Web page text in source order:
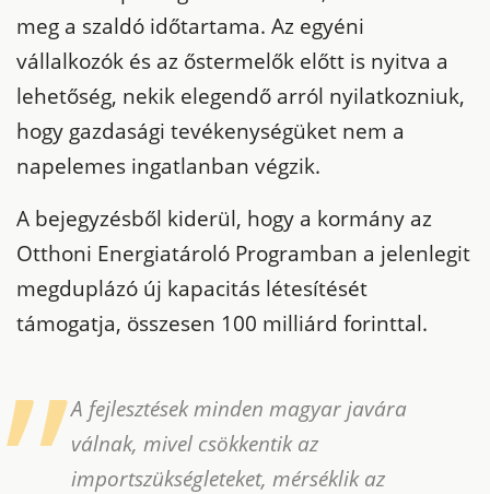
meg a szaldó időtartama. Az egyéni
vállalkozók és az őstermelők előtt is nyitva a
lehetőség, nekik elegendő arról nyilatkozniuk,
hogy gazdasági tevékenységüket nem a
napelemes ingatlanban végzik.
A bejegyzésből kiderül, hogy a kormány az
Otthoni Energiatároló Programban a jelenlegit
megduplázó új kapacitás létesítését
támogatja, összesen 100 milliárd forinttal.
A fejlesztések minden magyar javára
válnak, mivel csökkentik az
importszükségleteket, mérséklik az